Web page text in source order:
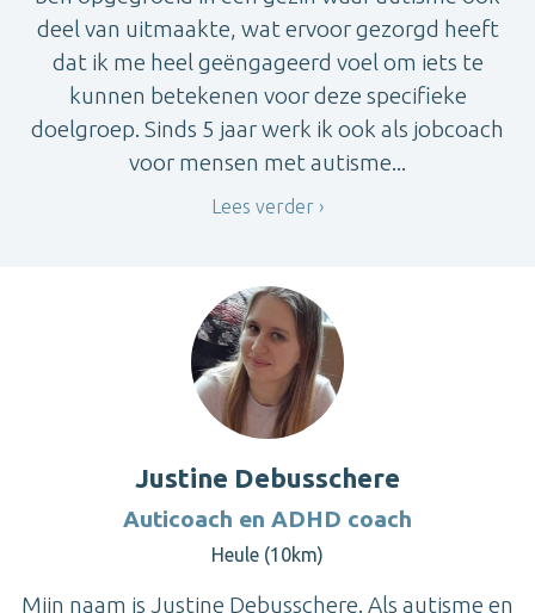
deel van uitmaakte, wat ervoor gezorgd heeft
dat ik me heel geëngageerd voel om iets te
kunnen betekenen voor deze specifieke
doelgroep. Sinds 5 jaar werk ik ook als jobcoach
voor mensen met autisme...
Lees verder
Justine Debusschere
Auticoach en ADHD coach
Heule (10km)
Mijn naam is Justine Debusschere. Als autisme en